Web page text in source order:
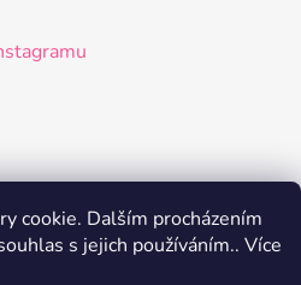
cookie. Dalším procházením
s jejich používáním.. Více